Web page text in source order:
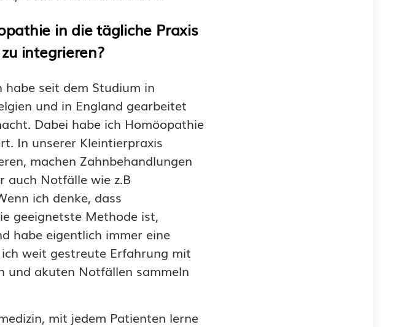
in die tägliche Praxis
integrieren?
habe seit dem Studium in
und in England gearbeitet
Dabei habe ich Homöopathie
In unserer Kleintierpraxis
machen Zahnbehandlungen
auch Notfälle wie z.B
ich denke, dass
geeignetste Methode ist,
habe eigentlich immer eine
weit gestreute Erfahrung mit
und akuten Notfällen sammeln
mit jedem Patienten lerne